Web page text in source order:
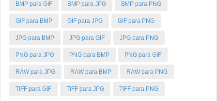
BMP para GIF BMP para JPG BMP para PNG
GIF para BMP GIF para JPG GIF para PNG
JPG para BMP JPG para GIF JPG para PNG
PNG para JPG PNG para BMP PNG para GIF
RAW para JPG RAW para BMP RAW para PNG
TIFF para GIF TIFF para JPG TIFF para PNG